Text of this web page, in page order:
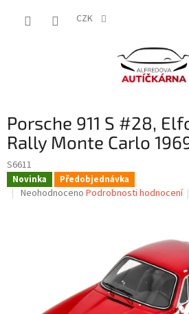
CZK
Porsche 911 S #28,
Rally Monte Carlo
S6611
Novinka Předobjednávka
Průměrné
Neohodnoceno Podrobnosti hodnocení